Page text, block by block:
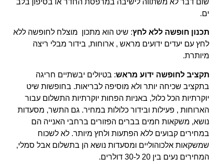
שום דבר לא משתווה לישיבה במרפסת החדר או בסיפון בלב
תכנון חופשה ללא לחץ: שיט הוא מתכון מוצלח לחופשה ללא
לחץ עם יעדים ידועים מראש , ארוחות, בידור מבלי ריצה
מיותרת.
תקציב לחופשה ידוע מראש: בטיולים יבשתיים חריגה
בתקציב שכיחה יותר ולא מוסיפה לבריאות. בחופשות שיט
יוקרתיות הכל כלול, באניות הפחות יוקרתיות התשלום עבור
הארוחות , פעילות ובידור כלולות במחיר. גם התשר, מסעדות
נושא, משקאות חמים בברים הפזורים ברחבי האנייה הם
במחירים קבועים ללא הפתעות ולחץ מיותר. לא לשכוח
שמשקאות אלכוהוליים ומסעדות נושא הן בתשלום אבל סמלי,
המחירים נעים בין 20 ל-30 דולרים.